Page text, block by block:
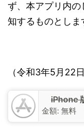
ず、本アプリ内
知するものとしま
（令和3年5月22
iPhone
金額: 無料